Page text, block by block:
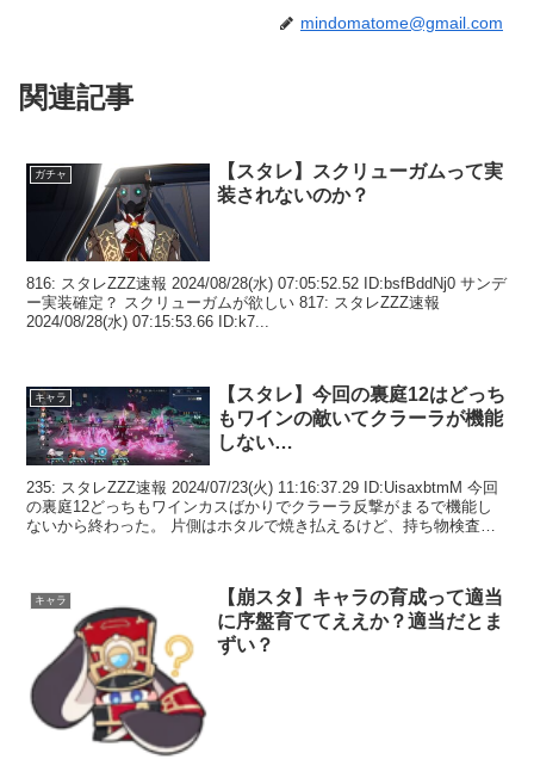
mindomatome@gmail.com
関連記事
ガチャ
【スタレ】スクリューガムって実
装されないのか？
816: スタレZZZ速報 2024/08/28(水) 07:05:52.52 ID:bsfBddNj0 サンデ
ー実装確定？ スクリューガムが欲しい 817: スタレZZZ速報
2024/08/28(水) 07:15:53.66 ID:k7...
キャラ
【スタレ】今回の裏庭12はどっち
もワインの敵いてクラーラが機能
しない…
235: スタレZZZ速報 2024/07/23(火) 11:16:37.29 ID:UisaxbtmM 今回
の裏庭12どっちもワインカスばかりでクラーラ反撃がまるで機能し
ないから終わった。 片側はホタルで焼き払えるけど、持ち物検査レ
キャラ
【崩スタ】キャラの育成って適当
に序盤育ててええか？適当だとま
ずい？